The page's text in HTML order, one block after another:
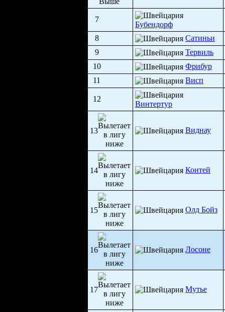
7
Бубендорф
8
Сатиньи
9
Тервиль
10
Фрибур
11
Висп
12
Винтертур
13 Виднау
14 Контей
15 Олд Бойз
16 Лосоне
17 Мутье